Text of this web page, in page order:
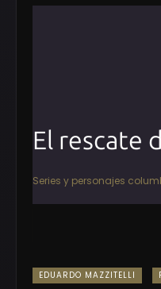
El rescate
Series y personajes
EDUARDO MAZZITELLI